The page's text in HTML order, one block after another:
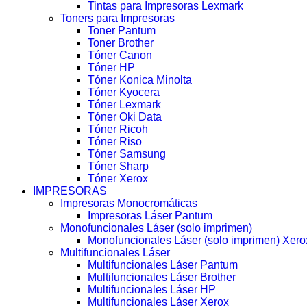
Tintas para Impresoras Lexmark
Toners para Impresoras
Toner Pantum
Toner Brother
Tóner Canon
Tóner HP
Tóner Konica Minolta
Tóner Kyocera
Tóner Lexmark
Tóner Oki Data
Tóner Ricoh
Tóner Riso
Tóner Samsung
Tóner Sharp
Tóner Xerox
IMPRESORAS
Impresoras Monocromáticas
Impresoras Láser Pantum
Monofuncionales Láser (solo imprimen)
Monofuncionales Láser (solo imprimen)
Multifuncionales Láser
Multifuncionales Láser Pantum
Multifuncionales Láser Brother
Multifuncionales Láser HP
Multifuncionales Láser Xerox